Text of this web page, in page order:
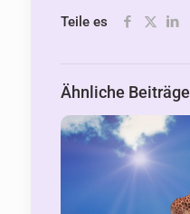
Teile es
Ähnliche Beiträge